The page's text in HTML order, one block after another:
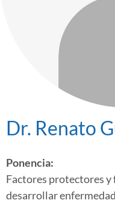
Dr. Renato
Ponencia:
Factores protectores y
desarrollar